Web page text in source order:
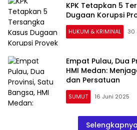
KPK Tetapkan 5
Dugaan Korupsi
HUKUM & KRIMINAL 30
Empat Pulau, Dua
HMI Medan:
dan Persatuan
SUMUT 16 Juni 2025
Selengkapnya